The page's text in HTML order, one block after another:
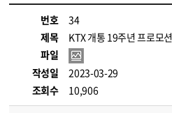
번호
34
제목
KTX 개통 19주년 프로모션
파일
작성일
2023-03-29
조회수
10,906